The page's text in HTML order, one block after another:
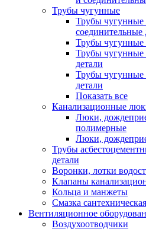
Трубы чугунные
Трубы чугунные
соединительные
Трубы
Трубы
детали
Трубы
детали
Показать все
Канализационные
Люки,
полимерные
Люки,
Трубы
детали
Воронки, лотки
Клапаны
Кольца и манжеты
Смазка сантехническая
Вентиляционное
Воздухоотводчики